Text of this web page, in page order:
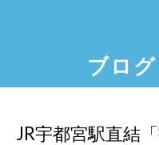
ブロ
JR宇都宮駅直結